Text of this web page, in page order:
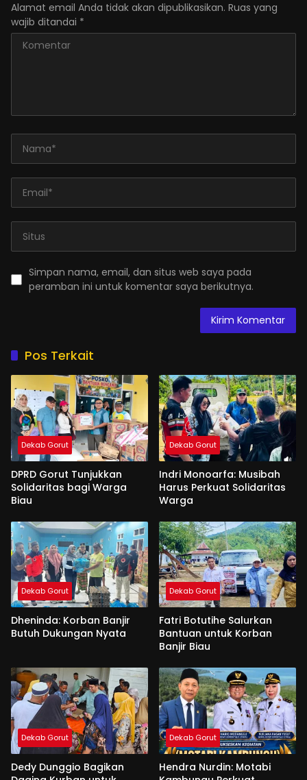
Alamat email Anda tidak akan dipublikasikan. Ruas yang
wajib ditandai *
Simpan nama, email, dan situs web saya pada
peramban ini untuk komentar saya berikutnya.
Pos Terkait
Dekab Gorut
DPRD Gorut Tunjukkan
Solidaritas bagi Warga
Biau
Dekab Gorut
Indri Monoarfa: Musibah
Harus Perkuat Solidaritas
Warga
Dekab Gorut
Dheninda: Korban Banjir
Butuh Dukungan Nyata
Dekab Gorut
Fatri Botutihe Salurkan
Bantuan untuk Korban
Banjir Biau
Dekab Gorut
Dedy Dunggio Bagikan
Dekab Gorut
Hendra Nurdin: Motabi